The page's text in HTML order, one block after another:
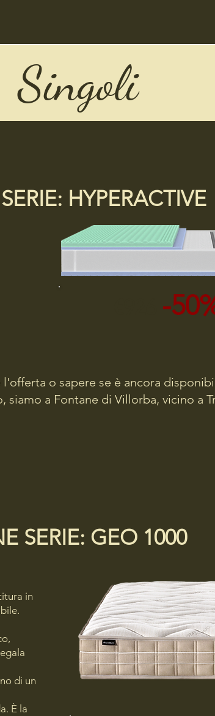
Singoli
HYPERACTIVE
-
o sapere se è ancora
siamo a Fontane di Villorba, vicino a
in
di un
È la
SERIE: GEO 1000